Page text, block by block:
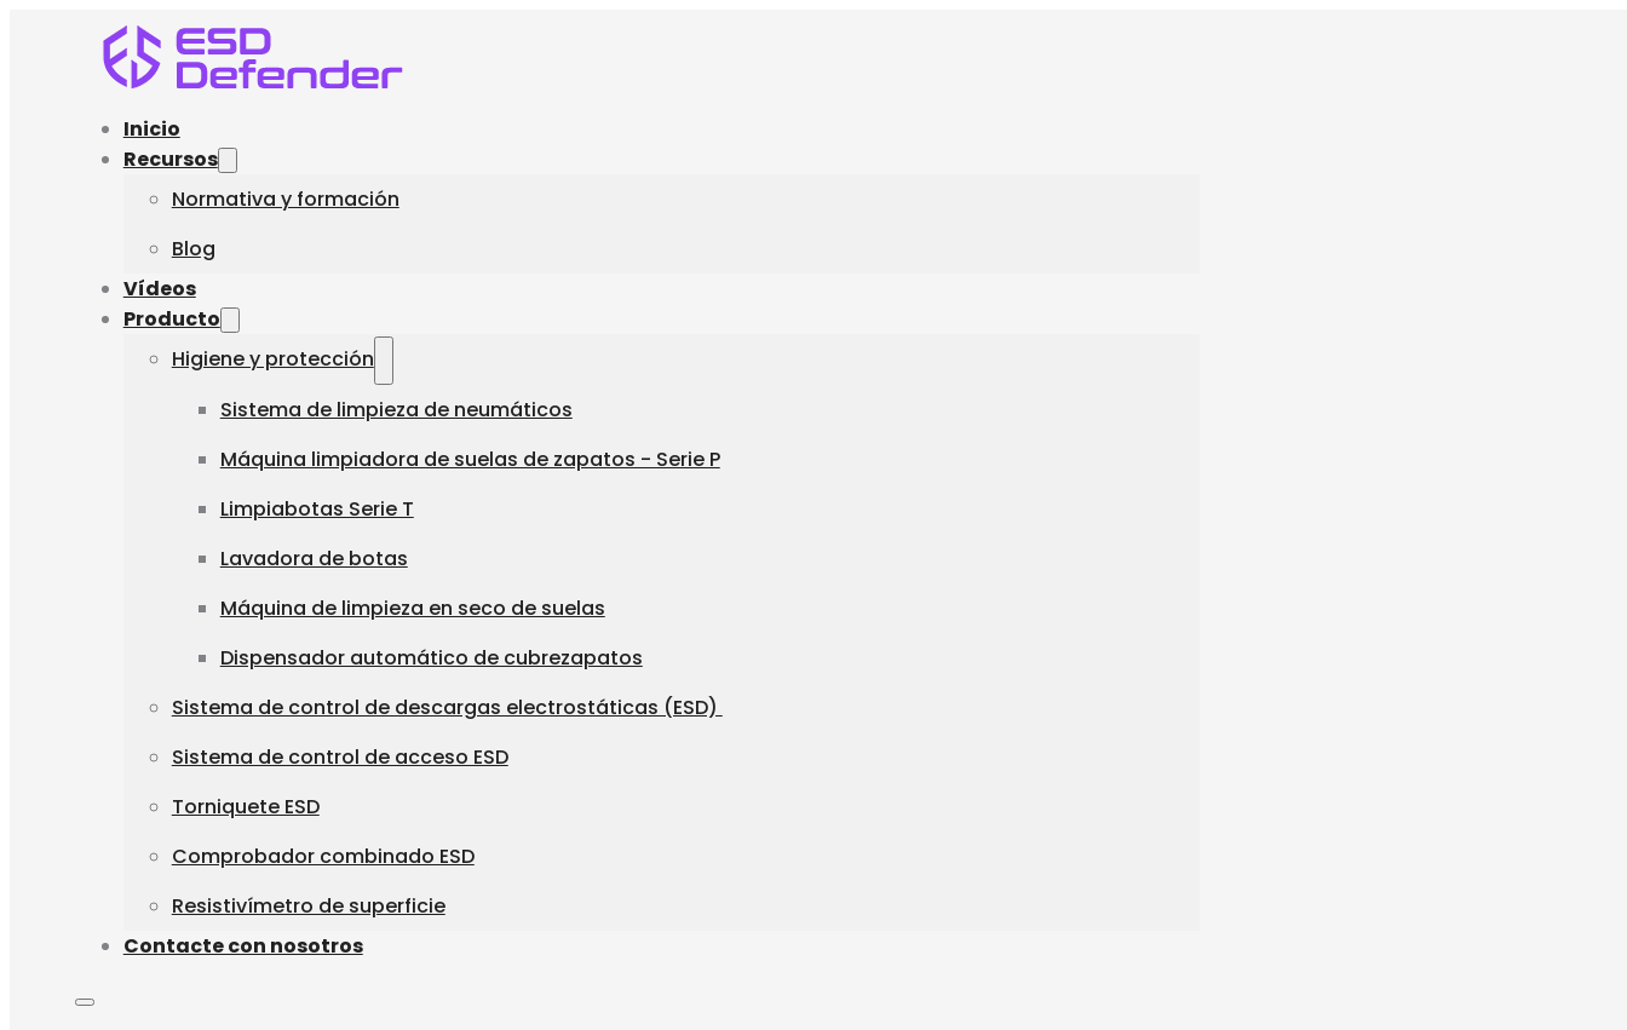
Inicio
Recursos
Normativa y formación
Blog
Vídeos
Producto
Higiene y protección
Sistema de limpieza de neumáticos
Máquina limpiadora de suelas de zapatos - Serie P
Limpiabotas Serie T
Lavadora de botas
Máquina de limpieza en seco de suelas
Dispensador automático de cubrezapatos
Sistema de control de descargas electrostáticas (ESD)
Sistema de control de acceso ESD
Torniquete ESD
Comprobador combinado ESD
Resistivímetro de superficie
Contacte con nosotros